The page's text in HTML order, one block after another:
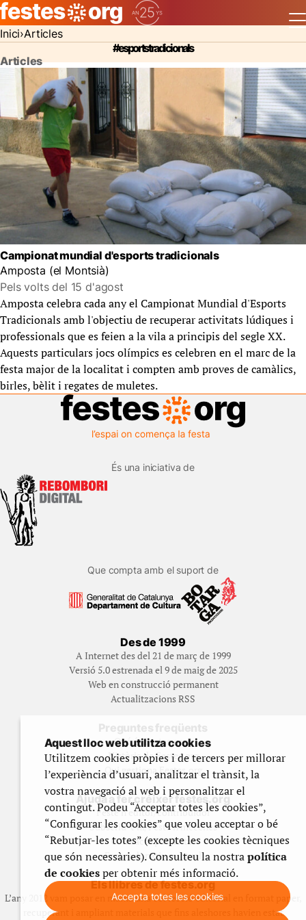
Inici Articles
#esports tradicionals
Articles
Campionat mundial d'esports tradicionals
Amposta (el Montsià)
Pels volts del 15 d'agost
Amposta celebra cada any el Campionat Mundial d'Esports
Tradicionals amb l'objectiu de recuperar activitats lúdiques i
professionals que es feien a la vila a principis del segle XX.
Aquests particulars jocs olímpics es celebren en el marc de la
festa major de la localitat i compten amb proves de camàlics,
birles, bèlit i regates de muletes.
És una iniciativa de
Que compta amb el suport de
Des de 1999
A Internet des del 21 de març de 1999
Versió 5.0 estrenada el 9 de maig de 2025
Web en construcció permanent
Actualitzacions RSS
Preguntes freqüents
Qué és Festes.org?
Història de Festes.org
Qui gestiona Festes.org
Ajuda a fer créixer festes.org
Feste’n editor/contribuidor
Subscriu-t’hi/Feste’n mecenes
Contracta publicitat
Fes un donatiu puntual
Els llibres de festes.org
L’any 2012 vam posar en marxa una col·lecció editorial en format paper,
recuperant i ampliant materials que fins aleshores havien estat
Aquest lloc web utilitza cookies
Utilitzem cookies pròpies i de tercers per millorar
l’experiència d’usuari, analitzar el trànsit, la
vostra navegació al web i personalitzar el
contingut. Podeu “Acceptar totes les cookies”,
“Configurar les cookies” que voleu acceptar o bé
“Rebutjar-les totes” (excepte les cookies tècniques
que són necessàries). Consulteu la nostrapolítica
de cookiesper obtenir més informació.
Accepta totes les cookies